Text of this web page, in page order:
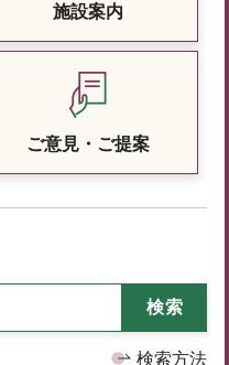
施設案内
ご意見・ご提案
検索方法